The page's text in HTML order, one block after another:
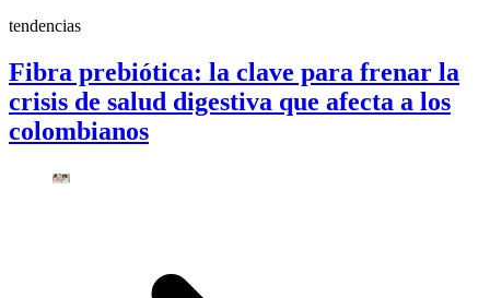
tendencias
Fibra prebiótica: la clave para frenar la
crisis de salud digestiva que afecta a los
colombianos